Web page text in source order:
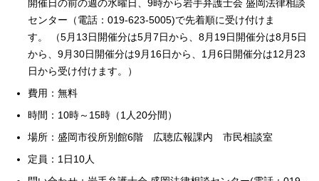
開催日の前の週の水曜日、9時から岩手弁護士会 盛岡法律相談
センター（電話：019-623-5005)で先着順に受け付けま
す。 （5月13日開催分は5月7日から、8月19日開催分は8月5日
から、9月30日開催分は9月16日から、1月6日開催分は12月23
日から受け付けます。）
費用：無料
時間：10時～15時（1人20分間）
場所：盛岡市役所別館6階 広聴広報課内 市民相談室
定員：1日10人